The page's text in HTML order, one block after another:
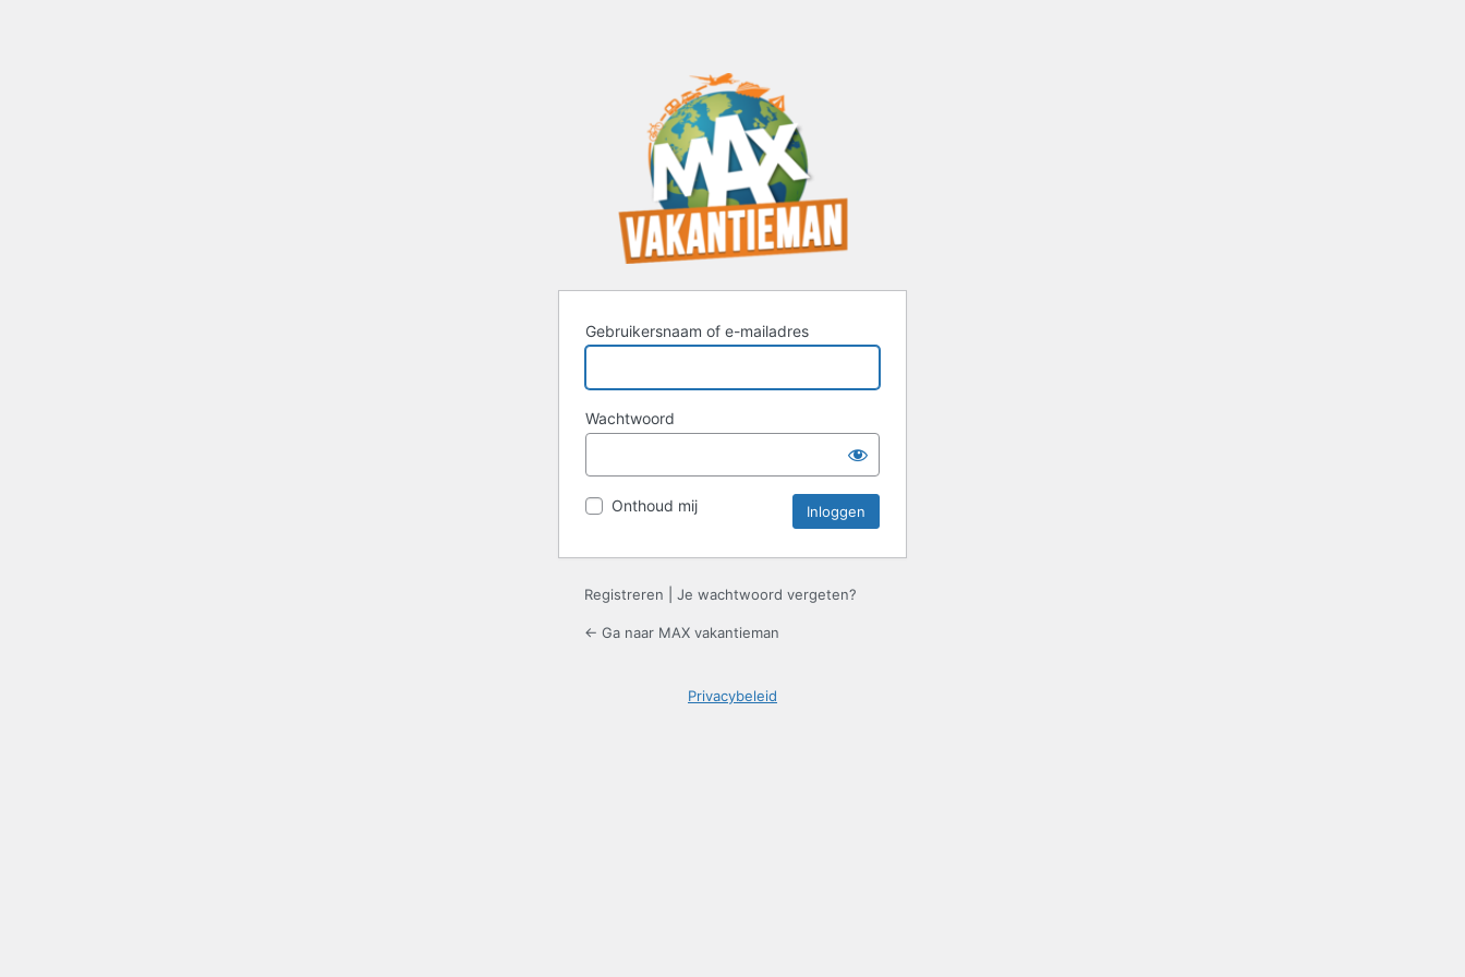
Gebruikersnaam of e-mailadres
Wachtwoord
Onthoud mij
Registreren Je wachtwoord vergeten?
← Ga naar MAX vakantieman
Privacybeleid